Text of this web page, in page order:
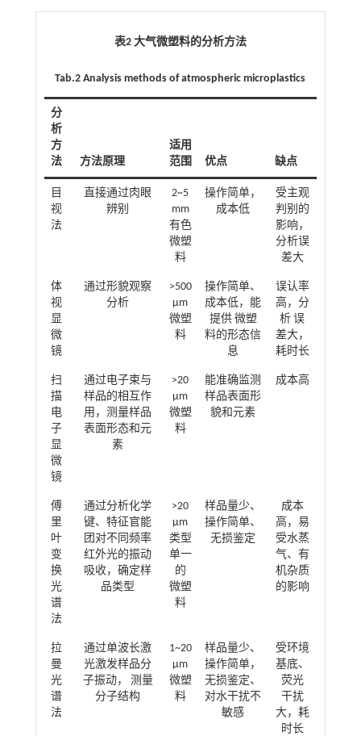
表2 大气微塑料的分析方法
Tab.2 Analysis methods of atmospheric microplastics
分
析
方
法
方法原理
适用
范围
优点 缺点
目
视
法
直接通过肉眼
辨别
2~5
mm
有色
微塑
料
操作简单，
成本低
受主观
判别的
影响，
分析误
差大
体
视
显
微
镜
通过形貌观察
分析
>500
µm
微塑
料
操作简单、
成本低，能
提供 微塑
料的形态信
息
误认率
高，分
析 误
差大，
耗时长
扫
描
电
子
显
微
镜
通过电子束与
样品的相互作
用，测量样品
表面形态和元
素
>20
µm
微塑
料
能准确监测
样品表面形
貌和元素
成本高
傅
里
叶
变
换
光
谱
法
通过分析化学
键、特征官能
团对不同频率
红外光的振动
吸收，确定样
品类型
>20
µm
类型
单一
的
微塑
料
样品量少、
操作简单、
无损鉴定
成本
高，易
受水蒸
气、有
机杂质
的影响
拉
曼
光
谱
法
通过单波长激
光激发样品分
子振动， 测量
分子结构
1~20
µm
微塑
料
样品量少、
操作简单，
无损鉴定、
对水干扰不
敏感
受环境
基底、
荧光
干扰
大，耗
时长